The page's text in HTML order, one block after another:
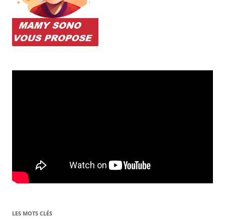
LES MOTS CLÉS